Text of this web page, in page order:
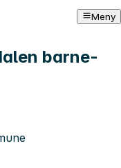
Meny
barne-